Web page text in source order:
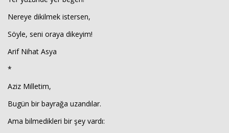
Nereye dikilmek istersen,
Söyle, seni oraya dikeyim!
Arif Nihat Asya
*
Aziz Milletim,
Bugün bir bayrağa uzandılar.
Ama bilmedikleri bir şey vardı: